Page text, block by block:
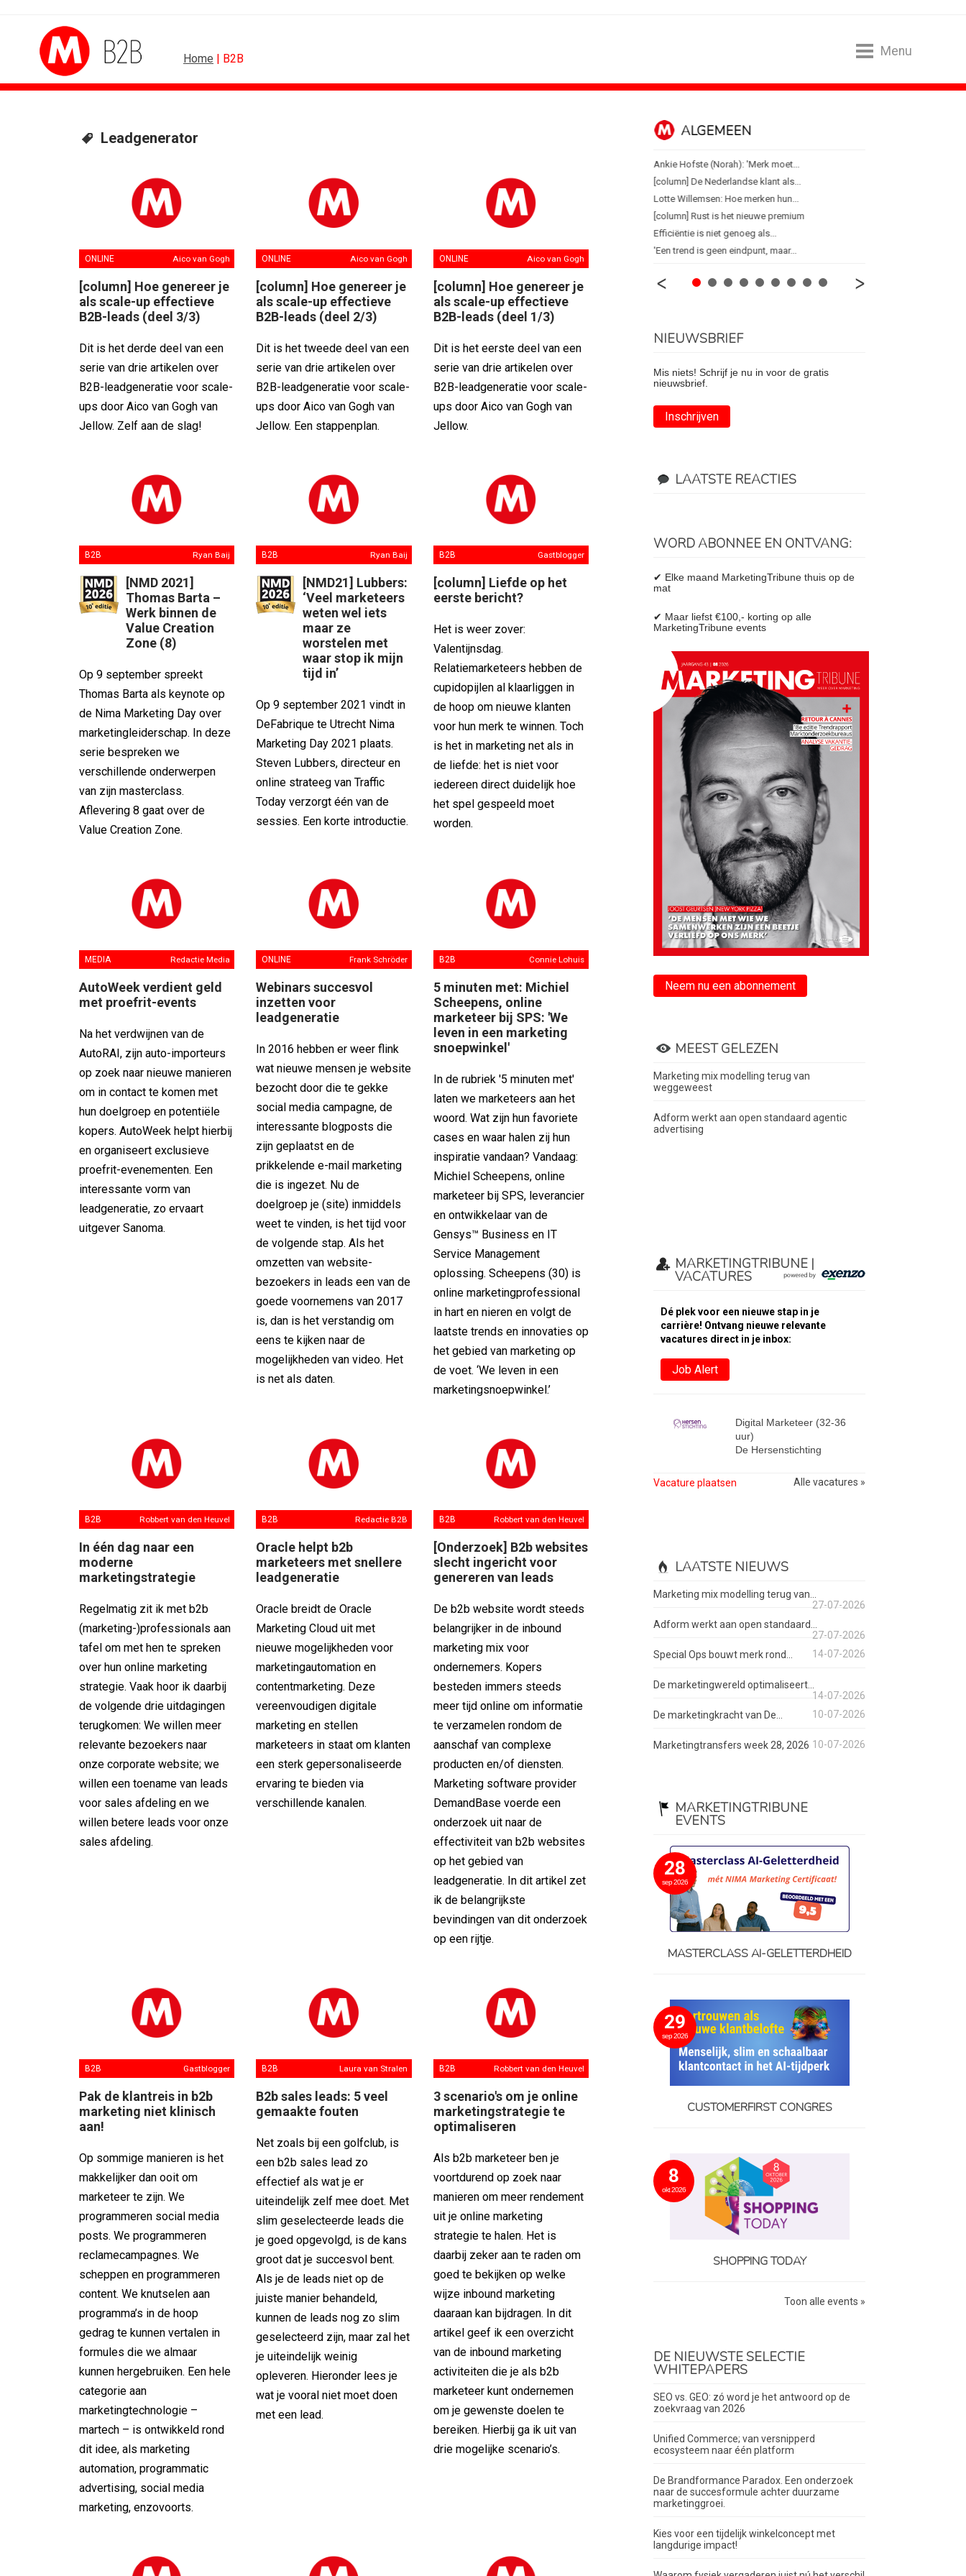
Home | B2B
Menu
Leadgenerator
ONLINE Aico van Gogh
[column] Hoe genereer je
als scale-up effectieve
B2B-leads (deel 3/3)
Dit is het derde deel van een
serie van drie artikelen over
B2B-leadgeneratie voor scale-
ups door Aico van Gogh van
Jellow. Zelf aan de slag!
ONLINE Aico van Gogh
[column] Hoe genereer je
als scale-up effectieve
B2B-leads (deel 2/3)
Dit is het tweede deel van een
serie van drie artikelen over
B2B-leadgeneratie voor scale-
ups door Aico van Gogh van
Jellow. Een stappenplan.
ONLINE Aico van Gogh
[column] Hoe genereer je
als scale-up effectieve
B2B-leads (deel 1/3)
Dit is het eerste deel van een
serie van drie artikelen over
B2B-leadgeneratie voor scale-
ups door Aico van Gogh van
Jellow.
B2B Ryan Baij
[NMD 2021]
Thomas Barta –
Werk binnen de
Value Creation
Zone (8)
Op 9 september spreekt
Thomas Barta als keynote op
de Nima Marketing Day over
marketingleiderschap. In deze
serie bespreken we
verschillende onderwerpen
van zijn masterclass.
Aflevering 8 gaat over de
Value Creation Zone.
B2B Ryan Baij
[NMD21] Lubbers:
‘Veel marketeers
weten wel iets
maar ze
worstelen met
waar stop ik mijn
tijd in’
Op 9 september 2021 vindt in
DeFabrique te Utrecht Nima
Marketing Day 2021 plaats.
Steven Lubbers, directeur en
online strateeg van Traffic
Today verzorgt één van de
sessies. Een korte introductie.
B2B Gastblogger
[column] Liefde op het
eerste bericht?
Het is weer zover:
Valentijnsdag.
Relatiemarketeers hebben de
cupidopijlen al klaarliggen in
de hoop om nieuwe klanten
voor hun merk te winnen. Toch
is het in marketing net als in
de liefde: het is niet voor
iedereen direct duidelijk hoe
het spel gespeeld moet
worden.
MEDIA Redactie Media
AutoWeek verdient geld
met proefrit-events
Na het verdwijnen van de
AutoRAI, zijn auto-importeurs
op zoek naar nieuwe manieren
om in contact te komen met
hun doelgroep en potentiële
kopers. AutoWeek helpt hierbij
en organiseert exclusieve
proefrit-evenementen. Een
interessante vorm van
leadgeneratie, zo ervaart
uitgever Sanoma.
ONLINE Frank Schröder
Webinars succesvol
inzetten voor
leadgeneratie
In 2016 hebben er weer flink
wat nieuwe mensen je website
bezocht door die te gekke
social media campagne, de
interessante blogposts die
zijn geplaatst en de
prikkelende e-mail marketing
die is ingezet. Nu de
doelgroep je (site) inmiddels
weet te vinden, is het tijd voor
de volgende stap. Als het
omzetten van website-
bezoekers in leads een van de
goede voornemens van 2017
is, dan is het verstandig om
eens te kijken naar de
mogelijkheden van video. Het
is net als daten.
B2B Connie Lohuis
5 minuten met: Michiel
Scheepens, online
marketeer bij SPS: 'We
leven in een marketing
snoepwinkel'
In de rubriek '5 minuten met'
laten we marketeers aan het
woord. Wat zijn hun favoriete
cases en waar halen zij hun
inspiratie vandaan? Vandaag:
Michiel Scheepens, online
marketeer bij SPS, leverancier
en ontwikkelaar van de
Gensys™ Business en IT
Service Management
oplossing. Scheepens (30) is
online marketingprofessional
in hart en nieren en volgt de
laatste trends en innovaties op
het gebied van marketing op
de voet. ‘We leven in een
marketingsnoepwinkel.’
B2B Robbert van den Heuvel
In één dag naar een
moderne
marketingstrategie
Regelmatig zit ik met b2b
(marketing-)professionals aan
tafel om met hen te spreken
over hun online marketing
strategie. Vaak hoor ik daarbij
de volgende drie uitdagingen
terugkomen: We willen meer
relevante bezoekers naar
onze corporate website; we
willen een toename van leads
voor sales afdeling en we
willen betere leads voor onze
sales afdeling.
B2B Redactie B2B
Oracle helpt b2b
marketeers met snellere
leadgeneratie
Oracle breidt de Oracle
Marketing Cloud uit met
nieuwe mogelijkheden voor
marketingautomation en
contentmarketing. Deze
vereenvoudigen digitale
marketing en stellen
marketeers in staat om klanten
een sterk gepersonaliseerde
ervaring te bieden via
verschillende kanalen.
B2B Robbert van den Heuvel
[Onderzoek] B2b websites
slecht ingericht voor
genereren van leads
De b2b website wordt steeds
belangrijker in de inbound
marketing mix voor
ondernemers. Kopers
besteden immers steeds
meer tijd online om informatie
te verzamelen rondom de
aanschaf van complexe
producten en/of diensten.
Marketing software provider
DemandBase voerde een
onderzoek uit naar de
effectiviteit van b2b websites
op het gebied van
leadgeneratie. In dit artikel zet
ik de belangrijkste
bevindingen van dit onderzoek
op een rijtje.
B2B Gastblogger
Pak de klantreis in b2b
marketing niet klinisch
aan!
Op sommige manieren is het
makkelijker dan ooit om
marketeer te zijn. We
programmeren social media
posts. We programmeren
reclamecampagnes. We
scheppen en programmeren
content. We knutselen aan
programma’s in de hoop
gedrag te kunnen vertalen in
formules die we almaar
kunnen hergebruiken. Een hele
categorie aan
marketingtechnologie –
martech – is ontwikkeld rond
dit idee, als marketing
automation, programmatic
advertising, social media
marketing, enzovoorts.
B2B Laura van Stralen
B2b sales leads: 5 veel
gemaakte fouten
Net zoals bij een golfclub, is
een b2b sales lead zo
effectief als wat je er
uiteindelijk zelf mee doet. Met
slim geselecteerde leads die
je goed opgevolgd, is de kans
groot dat je succesvol bent.
Als je de leads niet op de
juiste manier behandeld,
kunnen de leads nog zo slim
geselecteerd zijn, maar zal het
je uiteindelijk weinig
opleveren. Hieronder lees je
wat je vooral niet moet doen
met een lead.
B2B Robbert van den Heuvel
3 scenario's om je online
marketingstrategie te
optimaliseren
Als b2b marketeer ben je
voortdurend op zoek naar
manieren om meer rendement
uit je online marketing
strategie te halen. Het is
daarbij zeker aan te raden om
goed te bekijken op welke
wijze inbound marketing
daaraan kan bijdragen. In dit
artikel geef ik een overzicht
van de inbound marketing
activiteiten die je als b2b
marketeer kunt ondernemen
om je gewenste doelen te
bereiken. Hierbij ga ik uit van
drie mogelijke scenario’s.
Tata Consultancy Services verlengt...
NOC*NSF lanceert businessclub voor...
BMV verbindt naam aan PSV
Lego laat opnieuw Formule 1-coureurs...
ALGEMEEN
Ankie Hofste (Norah): 'Merk moet...
[column] De Nederlandse klant als...
Lotte Willemsen: Hoe merken hun...
[column] Rust is het nieuwe premium
Efficiëntie is niet genoeg als...
'Een trend is geen eindpunt, maar...
NIEUWSBRIEF
Mis niets! Schrijf je nu in voor de gratis
nieuwsbrief.
Inschrijven
LAATSTE REACTIES
WORD ABONNEE EN ONTVANG:
✔ Elke maand MarketingTribune thuis op de
mat
✔ Maar liefst €100,- korting op alle
MarketingTribune events
Neem nu een abonnement
MEEST GELEZEN
Marketing mix modelling terug van
weggeweest
Adform werkt aan open standaard agentic
advertising
MARKETINGTRIBUNE |
VACATURES
Dé plek voor een nieuwe stap in je
carrière! Ontvang nieuwe relevante
vacatures direct in je inbox:
Job Alert
Digital Marketeer (32-36
uur)
De Hersenstichting
Vacature plaatsen Alle vacatures »
LAATSTE NIEUWS
Marketing mix modelling terug van...
27-07-2026
Adform werkt aan open standaard...
27-07-2026
Special Ops bouwt merk rond...
14-07-2026
De marketingwereld optimaliseert...
14-07-2026
De marketingkracht van De...
10-07-2026
Marketingtransfers week 28, 2026 10-07-2026
MARKETINGTRIBUNE
EVENTS
28
sep 2026
MASTERCLASS AI-GELETTERDHEID
29
sep 2026
CUSTOMERFIRST CONGRES
8
okt 2026
SHOPPING TODAY
Toon alle events »
DE NIEUWSTE SELECTIE
WHITEPAPERS
SEO vs. GEO: zó word je het antwoord op de
zoekvraag van 2026
Unified Commerce; van versnipperd
ecosysteem naar één platform
De Brandformance Paradox. Een onderzoek
naar de succesformule achter duurzame
marketinggroei.
Kies voor een tijdelijk winkelconcept met
langdurige impact!